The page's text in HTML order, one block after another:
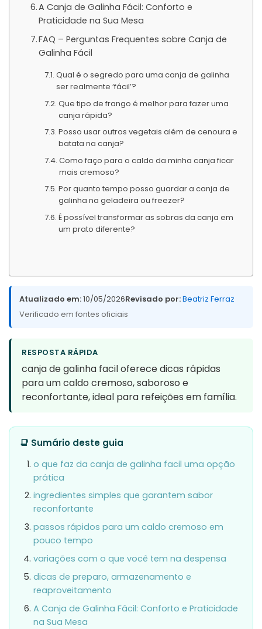
A Canja de Galinha Fácil: Conforto e
Praticidade na Sua Mesa
FAQ – Perguntas Frequentes sobre Canja de
Galinha Fácil
Qual é o segredo para uma canja de galinha
ser realmente ‘fácil’?
Que tipo de frango é melhor para fazer uma
canja rápida?
Posso usar outros vegetais além de cenoura e
batata na canja?
Como faço para o caldo da minha canja ficar
mais cremoso?
Por quanto tempo posso guardar a canja de
galinha na geladeira ou freezer?
É possível transformar as sobras da canja em
um prato diferente?
Atualizado em:10/05/2026Revisado por:Beatriz Ferraz
Verificado em fontes oficiais
RESPOSTA RÁPIDA
canja de galinha facil oferece dicas rápidas
para um caldo cremoso, saboroso e
reconfortante, ideal para refeições em família.
📑 Sumário deste guia
o que faz da canja de galinha facil uma opção
prática
ingredientes simples que garantem sabor
reconfortante
passos rápidos para um caldo cremoso em
pouco tempo
variações com o que você tem na despensa
dicas de preparo, armazenamento e
reaproveitamento
A Canja de Galinha Fácil: Conforto e Praticidade
na Sua Mesa